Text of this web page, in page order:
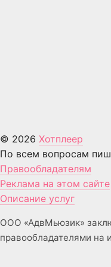
© 2026 Хотплеер
По всем вопросам
Правообладателям
Реклама на этом сайте
Описание услуг
ООО «АдвМьюзик»
правообладателями на